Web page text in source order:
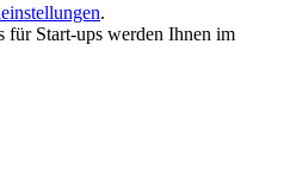
.
für Start-ups werden Ihnen im